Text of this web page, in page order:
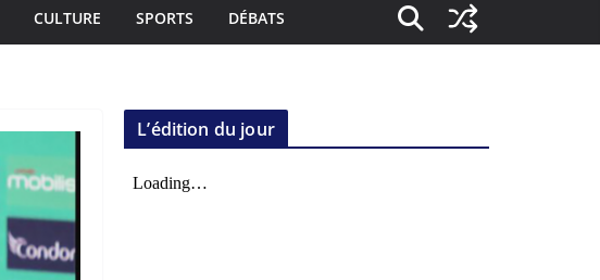
CULTURE SPORTS DÉBATS
L’édition du jour